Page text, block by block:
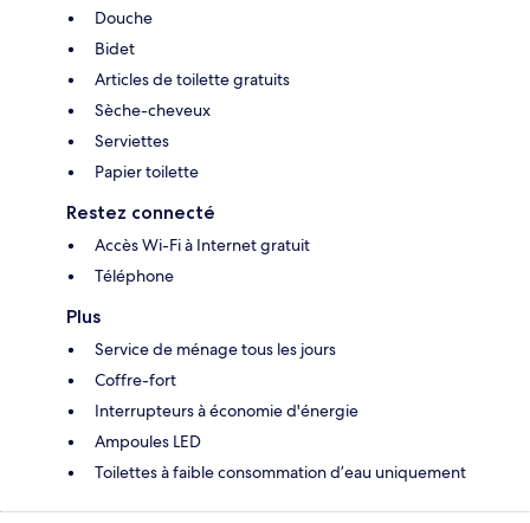
Douche
Bidet
Articles de toilette gratuits
Sèche-cheveux
Serviettes
Papier toilette
Restez connecté
Accès Wi-Fi à Internet gratuit
Téléphone
Plus
Service de ménage tous les jours
Coffre-fort
Interrupteurs à économie d'énergie
Ampoules LED
Toilettes à faible consommation d’eau uniquement